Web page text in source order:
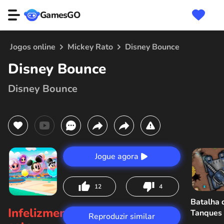
GamesGO
Jogos online Mickey Rato Disney Bounce
Disney Bounce
Disney Bounce
Jogue agora
12 4
Infelizmente,
Reproduzir similar
Batalha
Tanques